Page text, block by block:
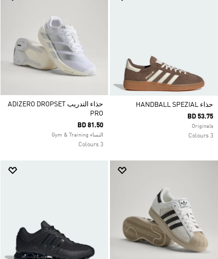
حذاء HANDBALL SPEZIAL
BD 53.75
Originals
3 Colours
حذاء التدريب ADIZERO DROPSET
PRO
BD 81.50
النساء Gym & Training
3 Colours